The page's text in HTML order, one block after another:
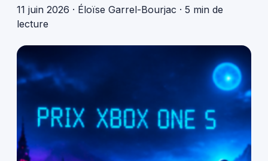
11 juin 2026 · Éloïse Garrel-Bourjac · 5 min de
lecture